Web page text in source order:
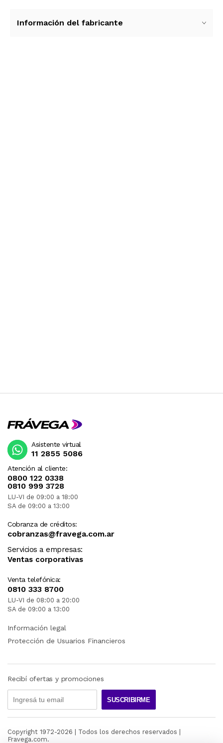
Información del fabricante
Atención al cliente:
0800 122 0338
0810 999 3728
LU-VI de 09:00 a 18:00
SA de 09:00 a 13:00
Cobranza de créditos:
cobranzas@fravega.com.ar
Servicios a empresas:
Ventas corporativas
Venta telefónica:
0810 333 8700
LU-VI de 08:00 a 20:00
SA de 09:00 a 13:00
Asistente virtual
11 2855 5086
Información legal
Protección de Usuarios Financieros
Recibí ofertas y promociones
SUSCRIBIRME
Copyright 1972-2026 | Todos los derechos reservados |
Fravega.com.